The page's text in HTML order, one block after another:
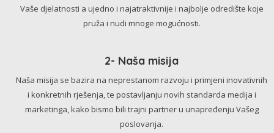
Vaše djelatnosti a ujedno i najatraktivnije i najbolje odredište koje
pruža i nudi mnoge mogućnosti.
2- Naša misija
Naša misija se bazira na neprestanom razvoju i primjeni inovativnih
i konkretnih rješenja, te postavljanju novih standarda medija i
marketinga, kako bismo bili trajni partner u unapređenju Vašeg
poslovanja.